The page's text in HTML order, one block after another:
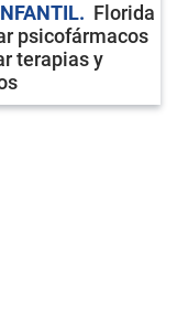
Florida
psicofármacos
terapias y